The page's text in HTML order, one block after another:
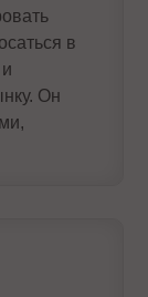
в
Он